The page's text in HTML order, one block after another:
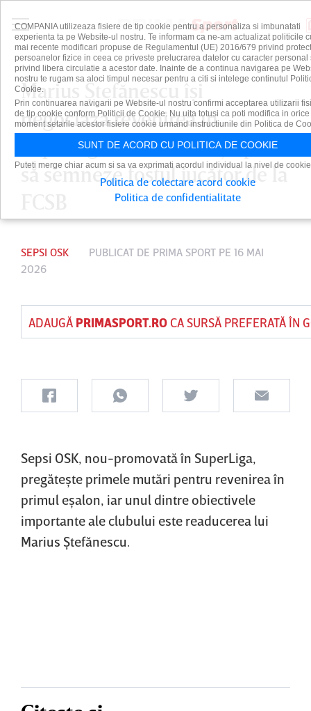
Marius Ştefănescu îşi
negociază revenirea în
SuperLiga! Unde este aşteptat
să semneze fostul jucător de la
SEPSI OSK PUBLICAT DE PRIMA SPORT PE 16 MAI
2026
ADAUGĂ PRIMASPORT.ROCA SURSĂ PREFERATĂ ÎN
Sepsi OSK, nou-promovată în SuperLiga,
pregăteşte primele mutări pentru revenirea în
primul eşalon, iar unul dintre obiectivele
importante ale clubului este readucerea lui
Marius Ştefănescu.
COMPANIA utilizeaza fisiere de tip cookie pentru a personaliza si imbunatati
experienta ta pe Website-ul nostru. Te informam ca ne-am actualizat politicile
mai recente modificari propuse de Regulamentul (UE) 2016/679 privind
persoanelor fizice in ceea ce priveste prelucrarea datelor cu caracter personal
privind libera circulatie a acestor date. Inainte de a continua navigarea pe
nostru te rugam sa aloci timpul necesar pentru a citi si intelege continutul
Cookie.
Prin continuarea navigarii pe Website-ul nostru confirmi acceptarea utilizarii
de tip cookie conform Politicii de Cookie. Nu uita totusi ca poti modifica in orice
moment setarile acestor fisiere cookie urmand instructiunile din Politica de
SUNT DE ACORD CU POLITICA DE COOKIE
Puteti merge chiar acum si sa va exprimati acordul individual la nivel de
Politica de colectare acord cookie
Politica de confidentialitate